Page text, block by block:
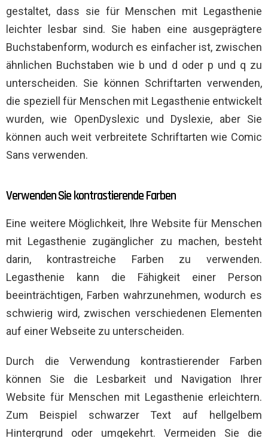
gestaltet, dass sie für Menschen mit Legasthenie
leichter lesbar sind. Sie haben eine ausgeprägtere
Buchstabenform, wodurch es einfacher ist, zwischen
ähnlichen Buchstaben wie b und d oder p und q zu
unterscheiden. Sie können Schriftarten verwenden,
die speziell für Menschen mit Legasthenie entwickelt
wurden, wie OpenDyslexic und Dyslexie, aber Sie
können auch weit verbreitete Schriftarten wie Comic
Sans verwenden.
Verwenden Sie kontrastierende Farben
Eine weitere Möglichkeit, Ihre Website für Menschen
mit Legasthenie zugänglicher zu machen, besteht
darin, kontrastreiche Farben zu verwenden.
Legasthenie kann die Fähigkeit einer Person
beeinträchtigen, Farben wahrzunehmen, wodurch es
schwierig wird, zwischen verschiedenen Elementen
auf einer Webseite zu unterscheiden.
Durch die Verwendung kontrastierender Farben
können Sie die Lesbarkeit und Navigation Ihrer
Website für Menschen mit Legasthenie erleichtern.
Zum Beispiel schwarzer Text auf hellgelbem
Hintergrund oder umgekehrt. Vermeiden Sie die